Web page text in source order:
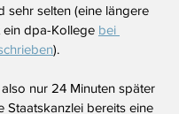
sehr selten (eine längere
dpa-Kollege bei
).
nur 24 Minuten später
Staatskanzlei bereits eine